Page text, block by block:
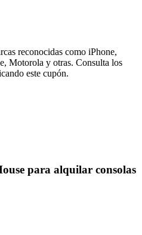
reconocidas como iPhone,
Motorola y otras. Consulta los
este cupón.
para alquilar consolas